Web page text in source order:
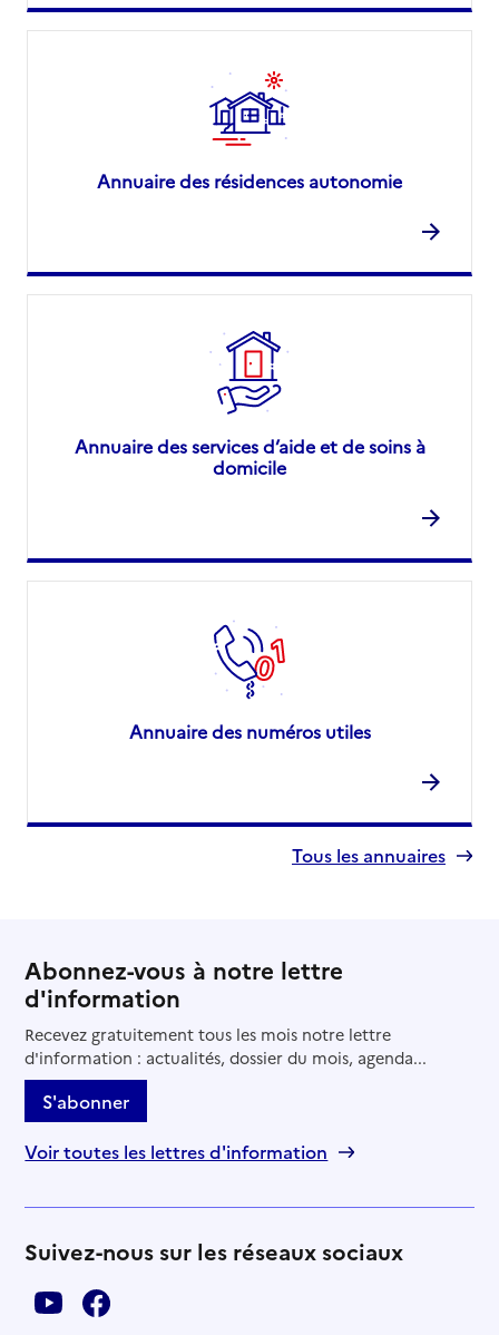
Annuaire des résidences autonomie
Annuaire des services d’aide et de soins à
domicile
Annuaire des numéros utiles
Tous les annuaires
Abonnez-vous à notre lettre
d'information
Recevez gratuitement tous les mois notre lettre
d'information : actualités, dossier du mois, agenda...
S'abonner
Voir toutes les lettres d'information
Suivez-nous sur les réseaux sociaux